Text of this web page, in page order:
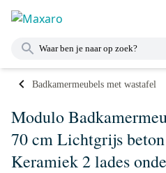
Badkamermeubels met wastafel
Modulo
70 cm Lichtgrijs
Keramiek 2 lades